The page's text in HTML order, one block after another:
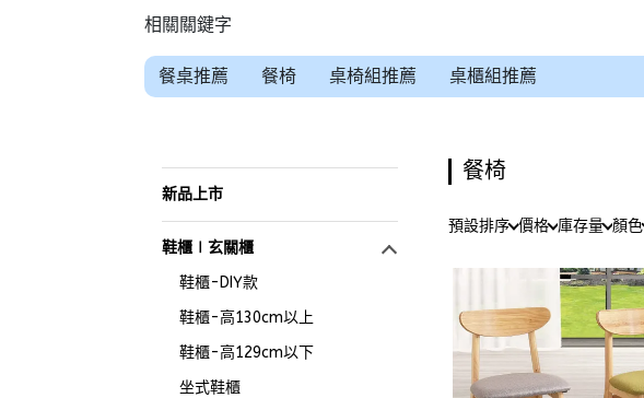
相關關鍵字
餐桌推薦 餐椅 桌椅組推薦 桌櫃組推薦
新品上市
鞋櫃∣玄關櫃
鞋櫃-DIY款
鞋櫃-高130cm以上
鞋櫃-高129cm以下
坐式鞋櫃
餐椅
預設排序 價格 庫存量 顏色